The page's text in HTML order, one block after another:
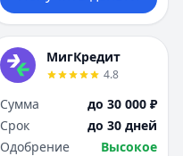
МигКредит
4.8
Сумма
до 30 000 ₽
Срок
до 30 дней
Одобрение
Высокое